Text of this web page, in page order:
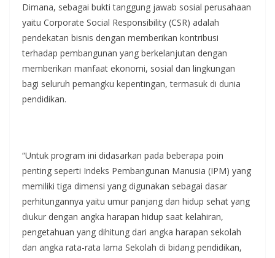
Dimana, sebagai bukti tanggung jawab sosial perusahaan
yaitu Corporate Social Responsibility (CSR) adalah
pendekatan bisnis dengan memberikan kontribusi
terhadap pembangunan yang berkelanjutan dengan
memberikan manfaat ekonomi, sosial dan lingkungan
bagi seluruh pemangku kepentingan, termasuk di dunia
pendidikan.
“Untuk program ini didasarkan pada beberapa poin
penting seperti Indeks Pembangunan Manusia (IPM) yang
memiliki tiga dimensi yang digunakan sebagai dasar
perhitungannya yaitu umur panjang dan hidup sehat yang
diukur dengan angka harapan hidup saat kelahiran,
pengetahuan yang dihitung dari angka harapan sekolah
dan angka rata-rata lama Sekolah di bidang pendidikan,